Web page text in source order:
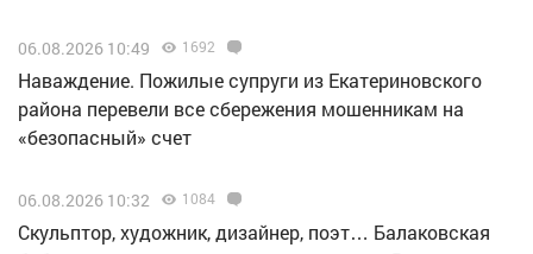
06.08.2026 10:49 1692
Наваждение. Пожилые супруги из Екатериновского
района перевели все сбережения мошенникам на
«безопасный» счет
06.08.2026 10:32 1084
Скульптор, художник, дизайнер, поэт… Балаковская